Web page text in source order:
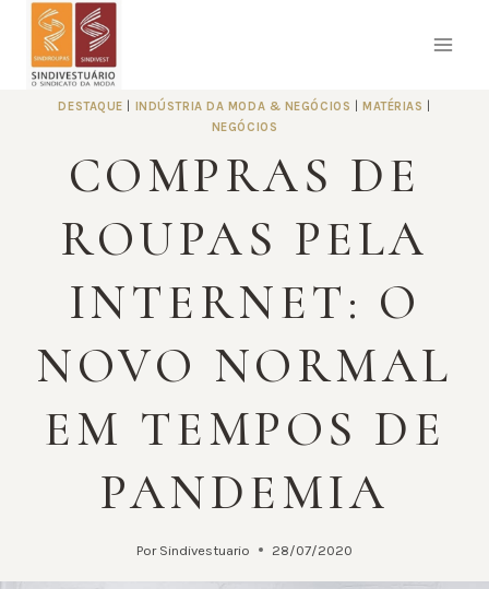
Pular
ConteúdoDESTAQUE INDÚSTRIA DA MODA & NEGÓCIOS MATÉRIAS
NEGÓCIOS
COMPRAS DE
ROUPAS PELA
INTERNET: O
NOVO NORMAL
EM TEMPOS DE
PANDEMIA
Por Sindivestuario 28/07/2020